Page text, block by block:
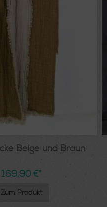
Leinen Decke Beige und Braun
169,90 €*
Zum Produkt